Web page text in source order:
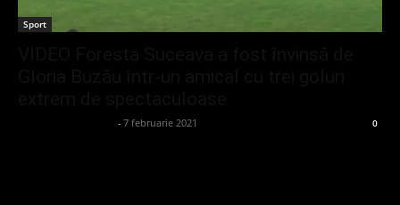
Sport
- 7 februarie 2021 0